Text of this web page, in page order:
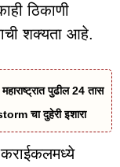
ठिकाणी
शक्यता आहे.
पुढील 24 तास
चा दुहेरी इशारा